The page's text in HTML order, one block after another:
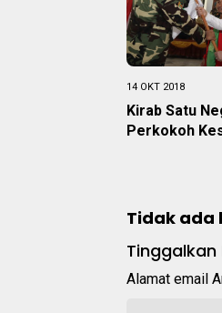
14 OKT 2018
Kirab Satu
Perkokoh
Tidak ada
Tinggalkan
Alamat email